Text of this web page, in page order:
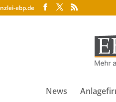
ebp.de
News